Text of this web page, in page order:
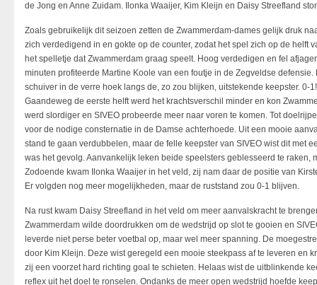
de Jong en Anne Zuidam. Ilonka Waaijer, Kim Kleijn en Daisy Streefland
Zoals gebruikelijk dit seizoen zetten de Zwammerdam-dames gelijk druk
zich verdedigend in en gokte op de counter, zodat het spel zich op de helft
het spelletje dat Zwammerdam graag speelt. Hoog verdedigen en fel
minuten profiteerde Martine Koole van een foutje in de Zegveldse
schuiver in de verre hoek langs de, zo zou blijken, uitstekende keepster. 0-
Gaandeweg de eerste helft werd het krachtsverschil minder en kon
werd slordiger en SIVEO probeerde meer naar voren te komen. Tot
voor de nodige consternatie in de Damse achterhoede. Uit een mooie
stand te gaan verdubbelen, maar de felle keepster van SIVEO wist dit met
was het gevolg. Aanvankelijk leken beide speelsters geblesseerd te raken,
Zodoende kwam Ilonka Waaijer in het veld, zij nam daar de positie van
Er volgden nog meer mogelijkheden, maar de ruststand zou 0-1 blijven.
Na rust kwam Daisy Streefland in het veld om meer aanvalskracht te
Zwammerdam wilde doordrukken om de wedstrijd op slot te gooien en
leverde niet perse beter voetbal op, maar wel meer spanning. De
door Kim Kleijn. Deze wist geregeld een mooie steekpass af te leveren en
zij een voorzet hard richting goal te schieten. Helaas wist de uitblinkende
reflex uit het doel te ronselen. Ondanks de meer open wedstrijd hoefde